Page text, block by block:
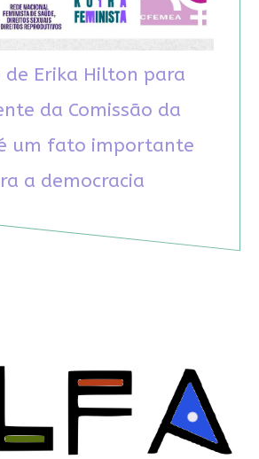
de Erika Hilton para
da Comissão da
um fato importante
a democracia